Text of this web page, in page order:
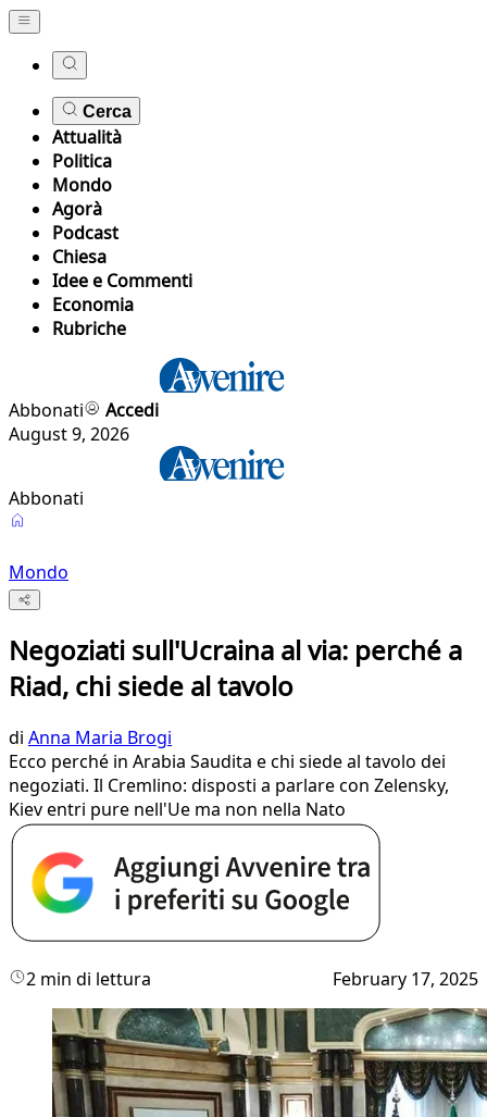
Cerca
Attualità
Politica
Mondo
Agorà
Podcast
Chiesa
Idee e Commenti
Economia
Rubriche
Abbonati
Accedi
August 9, 2026
Abbonati
Mondo
Negoziati sull'Ucraina al via: perché a
Riad, chi siede al tavolo
di Anna Maria Brogi
Ecco perché in Arabia Saudita e chi siede al tavolo dei
negoziati. Il Cremlino: disposti a parlare con Zelensky,
Kiev entri pure nell'Ue ma non nella Nato
2 min di lettura February 17, 2025